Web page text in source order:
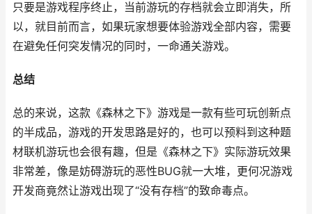
只要是游戏程序终止，当前游玩的存档就会立即消失，所
以，就目前而言，如果玩家想要体验游戏全部内容，需要
在避免任何突发情况的同时，一命通关游戏。
总结
总的来说，这款《森林之下》游戏是一款有些可玩创新点
的半成品，游戏的开发思路是好的，也可以预料到这种题
材联机游玩也会很有趣，但是《森林之下》实际游玩效果
非常差，像是妨碍游玩的恶性BUG就一大堆，更何况游戏
开发商竟然让游戏出现了“没有存档”的致命毒点。